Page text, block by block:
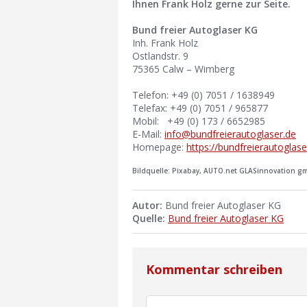
Ihnen Frank Holz gerne zur Seite.
Bund freier Autoglaser KG
Inh. Frank Holz
Ostlandstr. 9
75365 Calw – Wimberg
Telefon: +49 (0) 7051 / 1638949
Telefax: +49 (0) 7051 / 965877
Mobil: +49 (0) 173 / 6652985
E-Mail: info@bundfreierautoglaser.de
Homepage: https://
Bildquelle: Pixabay, AUTO.net GLASinnovation
Autor: Bund freier Autoglaser KG
Quelle: Bund freier Autoglaser KG
Kommentar schreiben